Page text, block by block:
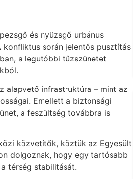
és nyüzsgő urbánus
konfliktus során jelentős pusztítás
a legutóbbi tűzszünetet
alapvető infrastruktúra – mint az
Emellett a biztonsági
a feszültség továbbra is
közvetítők, köztük az Egyesült
dolgoznak, hogy egy tartósabb
térség stabilitását.